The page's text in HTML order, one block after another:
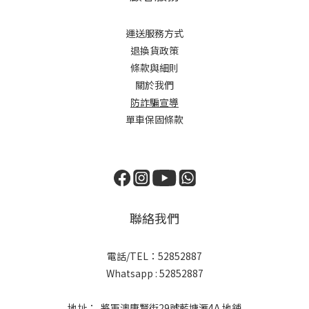
運送服務方式
退換貨政策
條款與細則
關於我們
防詐騙宣導
單車保固條款
聯絡我們
電話/TEL：52852887
Whatsapp : 52852887